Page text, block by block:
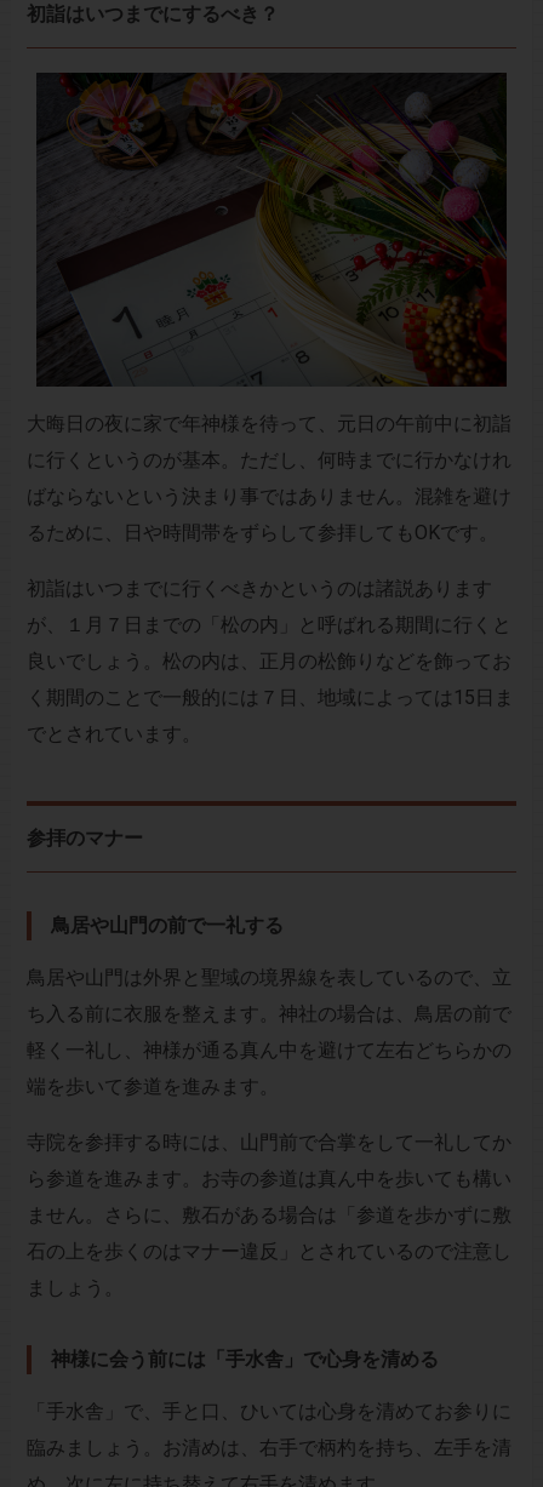
初詣はいつまでにするべき？
大晦日の夜に家で年神様を待って、元日の午前中に初詣
に行くというのが基本。ただし、何時までに行かなけれ
ばならないという決まり事ではありません。混雑を避け
るために、日や時間帯をずらして参拝してもOKです。
初詣はいつまでに行くべきかというのは諸説あります
が、１月７日までの「松の内」と呼ばれる期間に行くと
良いでしょう。松の内は、正月の松飾りなどを飾ってお
く期間のことで一般的には７日、地域によっては15日ま
でとされています。
参拝のマナー
鳥居や山門の前で一礼する
鳥居や山門は外界と聖域の境界線を表しているので、立
ち入る前に衣服を整えます。神社の場合は、鳥居の前で
軽く一礼し、神様が通る真ん中を避けて左右どちらかの
端を歩いて参道を進みます。
寺院を参拝する時には、山門前で合掌をして一礼してか
ら参道を進みます。お寺の参道は真ん中を歩いても構い
ません。さらに、敷石がある場合は「参道を歩かずに敷
石の上を歩くのはマナー違反」とされているので注意し
ましょう。
神様に会う前には「手水舎」で心身を清める
「手水舎」で、手と口、ひいては心身を清めてお参りに
臨みましょう。お清めは、右手で柄杓を持ち、左手を清